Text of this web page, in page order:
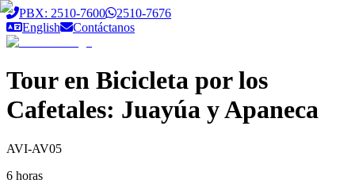
Saltar al contenido principal
PBX: 2510-7600
2510-7676
English
Contáctanos
Tour en Bicicleta por los
Cafetales: Juayúa y Apaneca
AVI-AV05
6 horas